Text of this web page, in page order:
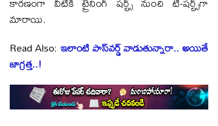
మారాయి.
Read Also:ఇలాంటి పాస్‌వర్డ్ వాడుతున్నారా.. అయితే
జాగ్రత్త..!